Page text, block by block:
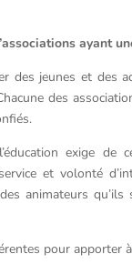
ayant
des jeunes et des
des
exige
et volonté
animateurs
pour